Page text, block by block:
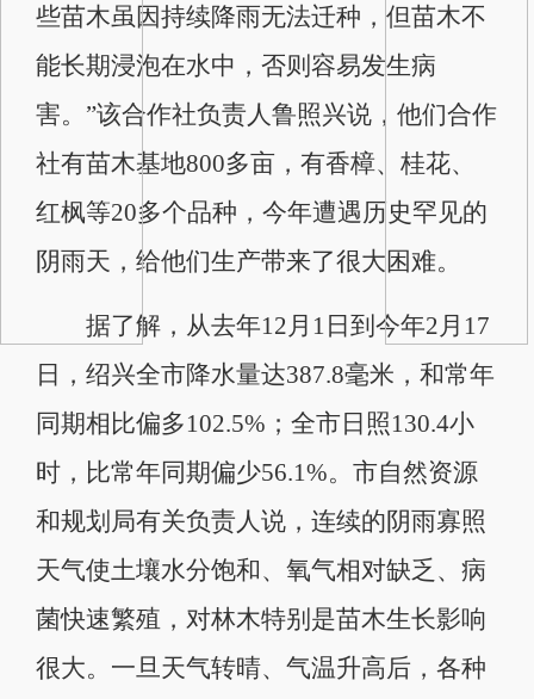
些苗木虽因持续降雨无法迁种，但苗木不
能长期浸泡在水中，否则容易发生病
害。”该合作社负责人鲁照兴说，他们合作
社有苗木基地800多亩，有香樟、桂花、
红枫等20多个品种，今年遭遇历史罕见的
阴雨天，给他们生产带来了很大困难。
据了解，从去年12月1日到今年2月17
日，绍兴全市降水量达387.8毫米，和常年
同期相比偏多102.5%；全市日照130.4小
时，比常年同期偏少56.1%。市自然资源
和规划局有关负责人说，连续的阴雨寡照
天气使土壤水分饱和、氧气相对缺乏、病
菌快速繁殖，对林木特别是苗木生长影响
很大。一旦天气转晴、气温升高后，各种